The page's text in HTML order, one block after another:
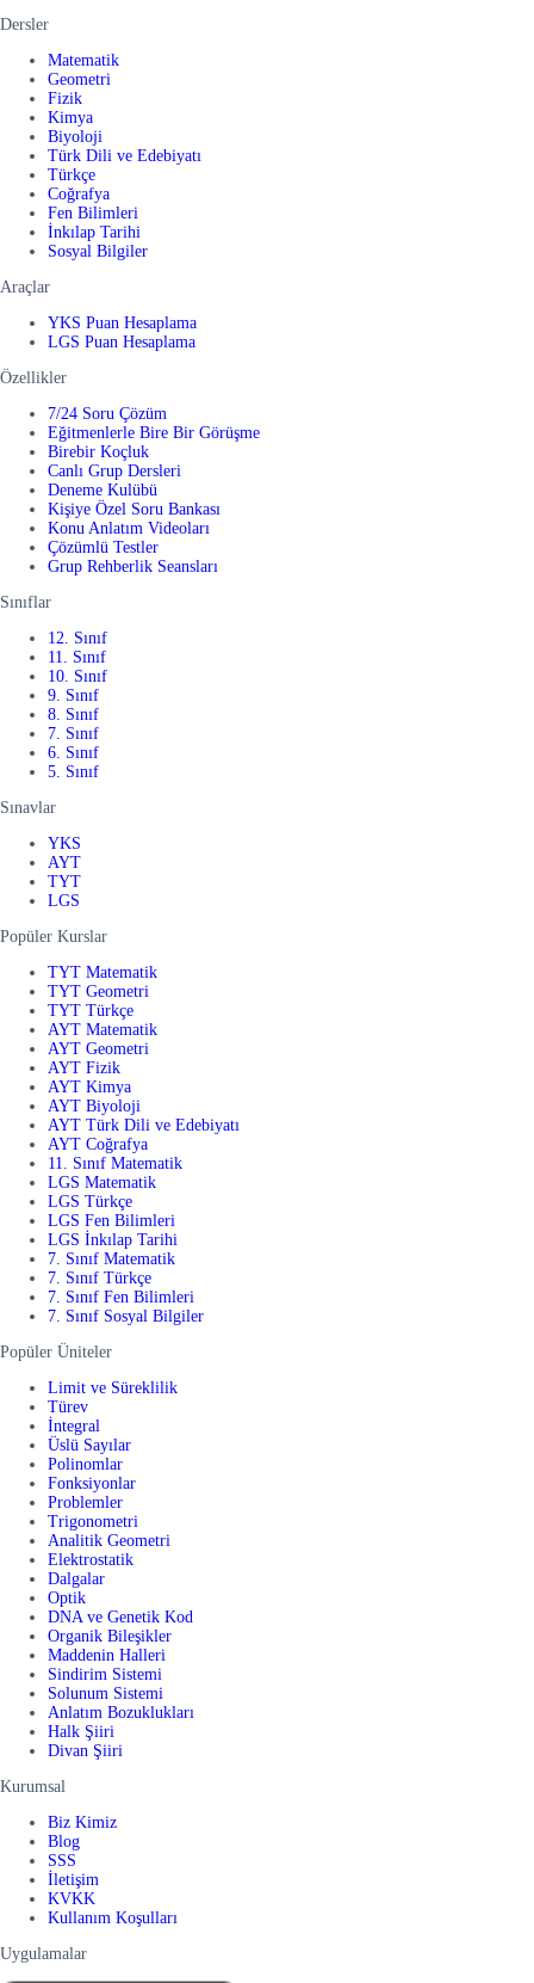
Dersler
Matematik
Geometri
Fizik
Kimya
Biyoloji
Türk Dili ve Edebiyatı
Türkçe
Coğrafya
Fen Bilimleri
İnkılap Tarihi
Sosyal Bilgiler
Araçlar
YKS Puan Hesaplama
LGS Puan Hesaplama
Özellikler
7/24 Soru Çözüm
Eğitmenlerle Bire Bir Görüşme
Birebir Koçluk
Canlı Grup Dersleri
Deneme Kulübü
Kişiye Özel Soru Bankası
Konu Anlatım Videoları
Çözümlü Testler
Grup Rehberlik Seansları
Sınıflar
12. Sınıf
11. Sınıf
10. Sınıf
9. Sınıf
8. Sınıf
7. Sınıf
6. Sınıf
5. Sınıf
Sınavlar
YKS
AYT
TYT
LGS
Popüler Kurslar
TYT Matematik
TYT Geometri
TYT Türkçe
AYT Matematik
AYT Geometri
AYT Fizik
AYT Kimya
AYT Biyoloji
AYT Türk Dili ve Edebiyatı
AYT Coğrafya
11. Sınıf Matematik
LGS Matematik
LGS Türkçe
LGS Fen Bilimleri
LGS İnkılap Tarihi
7. Sınıf Matematik
7. Sınıf Türkçe
7. Sınıf Fen Bilimleri
7. Sınıf Sosyal Bilgiler
Popüler Üniteler
Limit ve Süreklilik
Türev
İntegral
Üslü Sayılar
Polinomlar
Fonksiyonlar
Problemler
Trigonometri
Analitik Geometri
Elektrostatik
Dalgalar
Optik
DNA ve Genetik Kod
Organik Bileşikler
Maddenin Halleri
Sindirim Sistemi
Solunum Sistemi
Anlatım Bozuklukları
Halk Şiiri
Divan Şiiri
Kurumsal
Biz Kimiz
Blog
SSS
İletişim
KVKK
Kullanım Koşulları
Uygulamalar